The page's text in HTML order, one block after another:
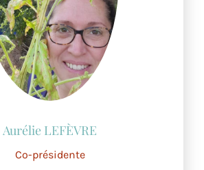
Co-présidente